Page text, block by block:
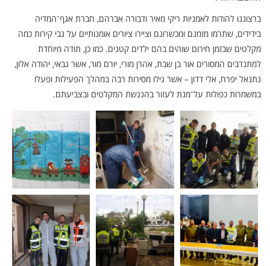
ברצוננו להודות לאמניות ריקי מאיר ודבורה אברהם, חברת אגף־המדיה
בידידים, שתרמו מזמנם ומכשרונם וציירו ציורים אומנותיים על גבי קירות כמה
מקלטים שבזמן חירום שוהים בהם ילדים קטנים. כמו כן, תודה מיוחדת
למתנדבים המסורים אור בן שבת, אהרן מורי, יורם מור, אשר גבאי, יהודה אלון,
נתנאל יפרח, אלי דדון – אשר גילו מסירות רבה במהלך הפעילות ופעלו
במשמרות כפולות על־מנת לעזור בהנגשת המקלטים ובצביעתם.